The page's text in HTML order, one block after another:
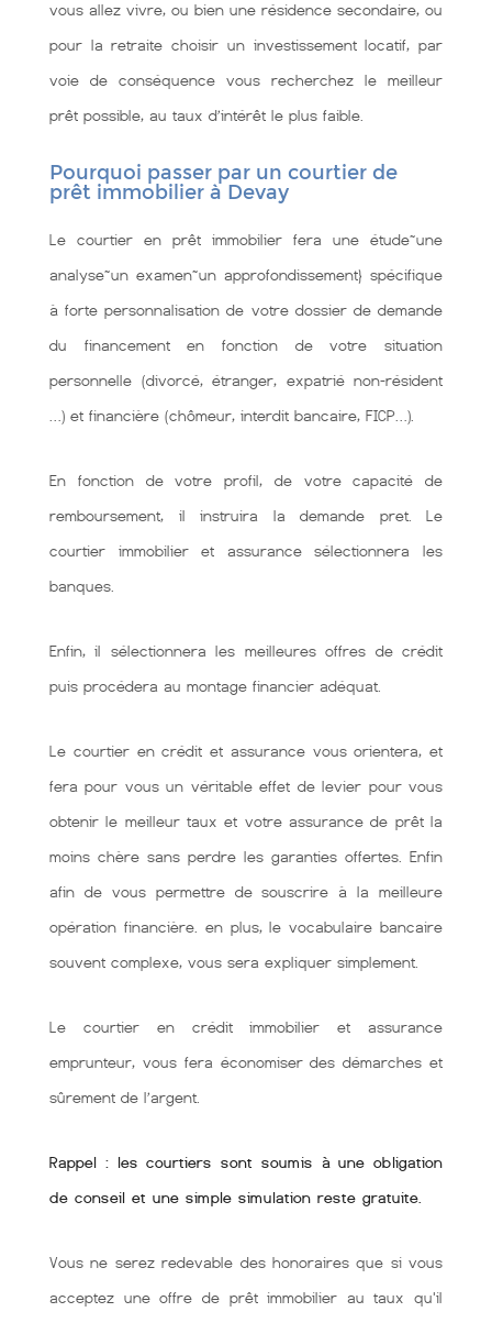
vous allez vivre, ou bien une résidence secondaire, ou
pour la retraite choisir un investissement locatif, par
voie de conséquence vous recherchez le meilleur
prêt possible, au taux d’intérêt le plus faible.
Pourquoi passer par un courtier de
prêt immobilier à Devay
Le courtier en prêt immobilier fera une étude~une
analyse~un examen~un approfondissement} spécifique
à forte personnalisation de votre dossier de demande
du financement en fonction de votre situation
personnelle (divorcé, étranger, expatrié non-résident
…) et financière (chômeur, interdit bancaire, FICP…).
En fonction de votre profil, de votre capacité de
remboursement, il instruira la demande pret. Le
courtier immobilier et assurance sélectionnera les
banques.
Enfin, il sélectionnera les meilleures offres de crédit
puis procédera au montage financier adéquat.
Le courtier en crédit et assurance vous orientera, et
fera pour vous un véritable effet de levier pour vous
obtenir le meilleur taux et votre assurance de prêt la
moins chère sans perdre les garanties offertes. Enfin
afin de vous permettre de souscrire à la meilleure
opération financière. en plus, le vocabulaire bancaire
souvent complexe, vous sera expliquer simplement.
Le courtier en crédit immobilier et assurance
emprunteur, vous fera économiser des démarches et
sûrement de l’argent.
Rappel : les courtiers sont soumis à une obligation
de conseil et une simple simulation reste gratuite.
Vous ne serez redevable des honoraires que si vous
acceptez une offre de prêt immobilier au taux qu'il